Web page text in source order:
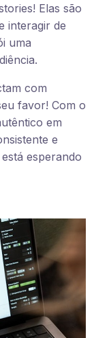
Elas são
interagir de
uma
com
favor! Com o
em
e
esperando